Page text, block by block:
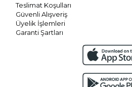
Teslimat Koşulları
Güvenli Alışveriş
Üyelik İşlemleri
Garanti Şartları